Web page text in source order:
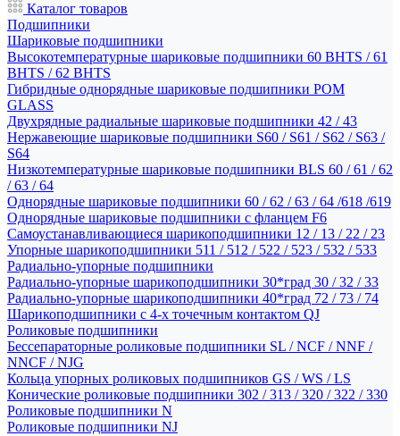
Каталог товаров
Подшипники
Шариковые подшипники
Высокотемпературные шариковые подшипники 60 BHTS / 61
BHTS / 62 BHTS
Гибридные однорядные шариковые подшипники POM
GLASS
Двухрядные радиальные шариковые подшипники 42 / 43
Нержавеющие шариковые подшипники S60 / S61 / S62 / S63 /
S64
Низкотемпературные шариковые подшипники BLS 60 / 61 / 62
/ 63 / 64
Однорядные шариковые подшипники 60 / 62 / 63 / 64 /618 /619
Однорядные шариковые подшипники с фланцем F6
Самоустанавливающиеся шарикоподшипники 12 / 13 / 22 / 23
Упорные шарикоподшипники 511 / 512 / 522 / 523 / 532 / 533
Радиально-упорные подшипники
Радиально-упорные шарикоподшипники 30*град 30 / 32 / 33
Радиально-упорные шарикоподшипники 40*град 72 / 73 / 74
Шарикоподшипники с 4-х точечным контактом QJ
Роликовые подшипники
Бессепараторные роликовые подшипники SL / NCF / NNF /
NNCF / NJG
Кольца упорных роликовых подшипников GS / WS / LS
Конические роликовые подшипники 302 / 313 / 320 / 322 / 330
Роликовые подшипники N
Роликовые подшипники NJ